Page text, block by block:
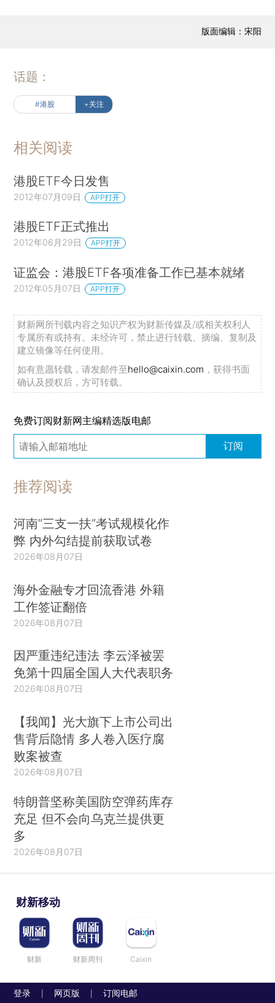
版面编辑：宋阳
话题：
#港股 +关注
相关阅读
港股ETF今日发售
2012年07月09日 APP打开
港股ETF正式推出
2012年06月29日 APP打开
证监会：港股ETF各项准备工作已基本就绪
2012年05月07日 APP打开
财新网所刊载内容之知识产权为财新传媒及/或相关权利人
专属所有或持有。未经许可，禁止进行转载、摘编、复制及
建立镜像等任何使用。
如有意愿转载，请发邮件至hello@caixin.com ，获得书面
确认及授权后，方可转载。
免费订阅财新网主编精选版电邮
订阅
推荐阅读
河南“三支一扶”考试规模化作
弊 内外勾结提前获取试卷
2026年08月07日
海外金融专才回流香港 外籍
工作签证翻倍
2026年08月07日
因严重违纪违法 李云泽被罢
免第十四届全国人大代表职务
2026年08月07日
【我闻】光大旗下上市公司出
售背后隐情 多人卷入医疗腐
败案被查
2026年08月07日
特朗普坚称美国防空弹药库存
充足 但不会向乌克兰提供更
多
2026年08月07日
财新移动
财新 财新周刊 Caixin
登录 网页版 订阅电邮